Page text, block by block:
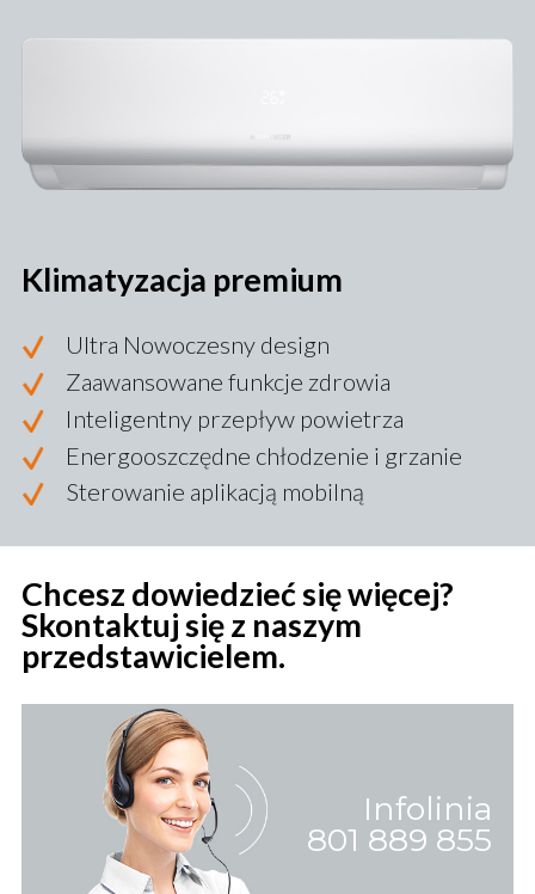
Klimatyzacja premium
Ultra Nowoczesny design
Zaawansowane funkcje zdrowia
Inteligentny przepływ powietrza
Energooszczędne chłodzenie i grzanie
Sterowanie aplikacją mobilną
Chcesz dowiedzieć się więcej?
Skontaktuj się z naszym
przedstawicielem.
Infolinia
801 889 855